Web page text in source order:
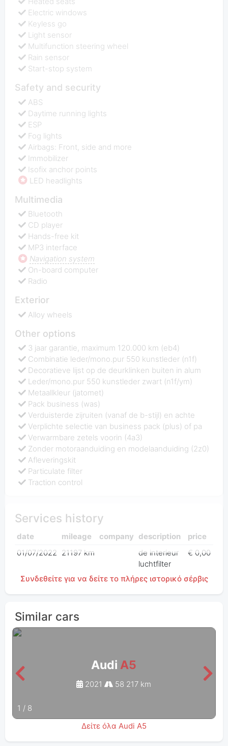
Electric windows
Keyless go
Light sensor
Multifunction steering wheel
Rain sensor
Start-stop system
Safety and security
ABS
Daytime running lights
ESP
Fog lights
Airbags: Front, side and more
Immobilizer
Isofix anchor points
LED headlights
Multimedia
Bluetooth
CD player
Hands-free kit
MP3 interface
Navigation system
On-board computer
Radio
Exterior
Alloy wheels
Other options
3 jaar garantie, maximum 120.000 km (eb4)
Combinatie leder/mono.pur 550 kunstleder (n1f)
Decoratieve lijst op de deurklinken buiten in alum
Leder/mono.pur 550 kunstleder zwart (n1f/ym)
Metaallkleur (jatomet)
Pack business (was)
Verduisterde zijruiten (vanaf de b-stijl) en achte
Verplichte selectie van business pack (plus) of pa
Verwarmbare zetels voorin (4a3)
Zonder motoraanduiding en modelaanduiding (2z0)
Afleveringskit
Particulate filter
Traction control
Services history
date mileage company description
price
01/07/2022 21197 km
de interieur
luchtfilter
€ 0,00
Συνδεθείτε για να δείτε το πλήρες ιστορικό σέρβις
Similar cars
Audi A5
2021 58 217 km
1 / 8
Δείτε όλα Audi A5